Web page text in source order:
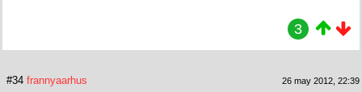
3
#34 frannyaarhus 26 may 2012, 22:39